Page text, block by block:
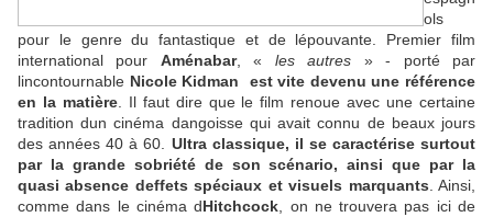
ols
pour le genre du fantastique et de lépouvante. Premier film
international pour Aménabar, « les autres » - porté par
lincontournable Nicole Kidman
est vite devenu une référence
en la matière. Il faut dire que le film renoue avec une certaine
tradition dun cinéma dangoisse qui avait connu de beaux jours
des années 40 à 60. Ultra classique, il se caractérise surtout
par la grande sobriété de son scénario, ainsi que par la
quasi absence deffets spéciaux et visuels marquants . Ainsi,
comme dans le cinéma dHitchcock , on ne trouvera pas ici de